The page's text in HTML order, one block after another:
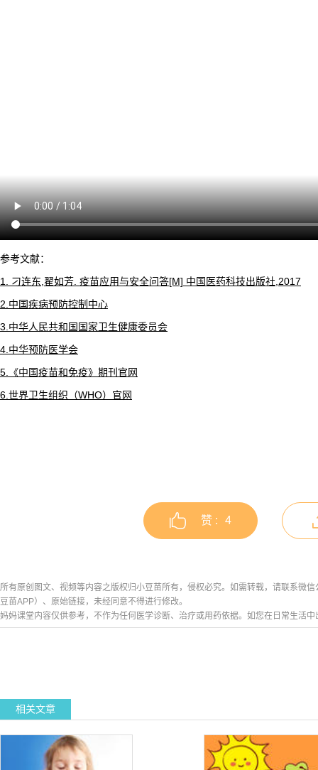
参考文献：
1. 刁连东,翟如芳. 疫苗应用与安全问答[M] 中国医药科技出版社,2017
2.中国疾病预防控制中心
3.中华人民共和国国家卫生健康委员会
4.中华预防医学会
5.《中国疫苗和免疫》期刊官网
6.世界卫生组织（WHO）官网
赞 : 4
所有原创图文、视频等内容之版权归小豆苗所有，侵权必究。如需转载，请联系微
豆苗APP）、原始链接，未经同意不得进行修改。
妈妈课堂内容仅供参考，不作为任何医学诊断、治疗或用药依据。如您在日常生活
相关文章